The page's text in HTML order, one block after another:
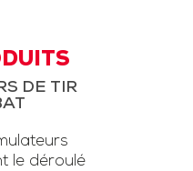
DE TIR
le déroulé